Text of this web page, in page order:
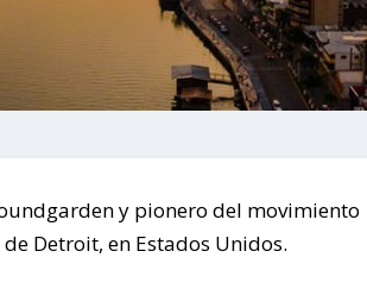
y pionero del movimiento
Detroit, en Estados Unidos.